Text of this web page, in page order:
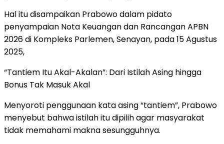
Hal itu disampaikan Prabowo dalam pidato
penyampaian Nota Keuangan dan Rancangan APBN
2026 di Kompleks Parlemen, Senayan, pada 15 Agustus
2025,
“Tantiem Itu Akal-Akalan”: Dari Istilah Asing hingga
Bonus Tak Masuk Akal
Menyoroti penggunaan kata asing “tantiem”, Prabowo
menyebut bahwa istilah itu dipilih agar masyarakat
tidak memahami makna sesungguhnya.